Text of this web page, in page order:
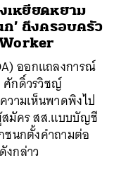
เหยียดหยาม
’ ถึงครอบครัว
ออกแถลงการณ์
ศักดิ์วรวิชญ์
ามเห็นพาดพิงไป
สมัคร สส.แบบบัญชี
ชนกตั้งคำถามต่อ
งกล่าว